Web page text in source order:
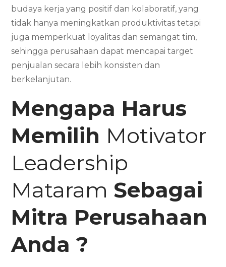
budaya kerja yang positif dan kolaboratif, yang
tidak hanya meningkatkan produktivitas tetapi
juga memperkuat loyalitas dan semangat tim,
sehingga perusahaan dapat mencapai target
penjualan secara lebih konsisten dan
berkelanjutan.
Mengapa Harus
Memilih Motivator
Leadership
Mataram Sebagai
Mitra Perusahaan
Anda ?